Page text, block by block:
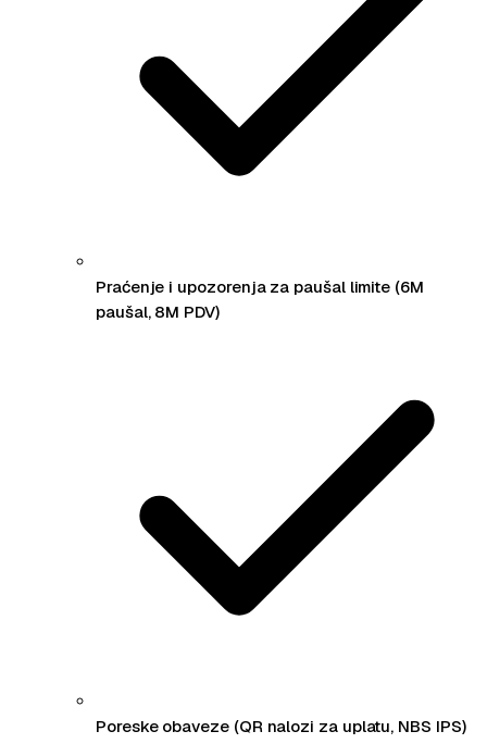
Praćenje i upozorenja za paušal limite (6M
paušal, 8M PDV)
Poreske obaveze (QR nalozi za uplatu, NBS IPS)